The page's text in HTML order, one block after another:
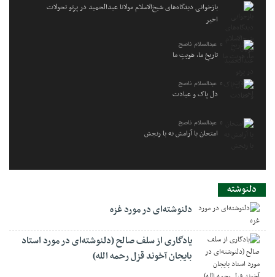
بازخوانی دیدگاه‌های شیخ‌الاسلام مولانا عبدالحمید در پرتو تحولات
اخیر
عبدالسلام ناصح
تاریخِ ما، هویتِ ما
عبدالسلام ناصح
دل پاک و عبادت
عبدالسلام ناصح
امتحان با آرامش نه با رنجش
دلنوشته
دلنوشته‌ای در مورد غزه
یادگاری از سلف صالح (دلنوشته‌ای در مورد استاد
بایجان آخوند قزل رحمه الله)